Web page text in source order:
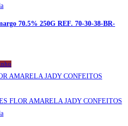
70.5% 250G REF. 70-30-38-BR-